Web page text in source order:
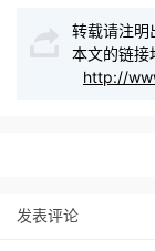
转载请注明
本文的链接
http://
发表评论